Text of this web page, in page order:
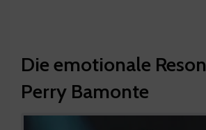
Die emotionale
Perry Bamonte